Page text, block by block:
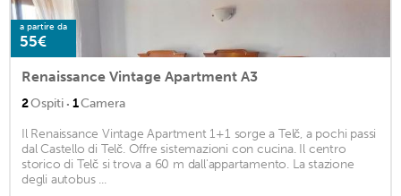
a partire da
55€
Renaissance Vintage Apartment A3
2Ospiti · 1Camera
Il Renaissance Vintage Apartment 1+1 sorge a Telč, a pochi passi
dal Castello di Telč. Offre sistemazioni con cucina. Il centro
storico di Telč si trova a 60 m dall'appartamento. La stazione
degli autobus ...